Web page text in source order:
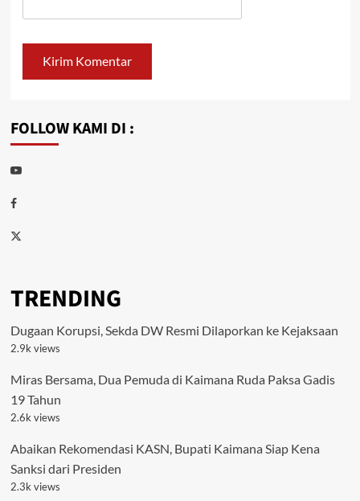
FOLLOW KAMI DI :
Youtube
Facebook
Twitter
TRENDING
Dugaan Korupsi, Sekda DW Resmi Dilaporkan ke Kejaksaan
2.9k views
Miras Bersama, Dua Pemuda di Kaimana Ruda Paksa Gadis
19 Tahun
2.6k views
Abaikan Rekomendasi KASN, Bupati Kaimana Siap Kena
Sanksi dari Presiden
2.3k views